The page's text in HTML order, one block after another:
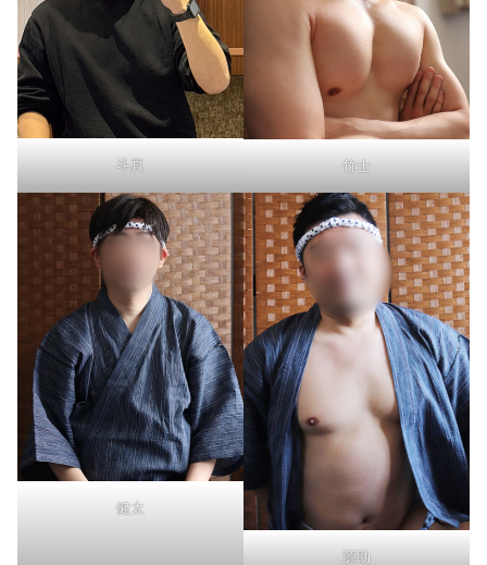
斗真 竹士
健太
源助